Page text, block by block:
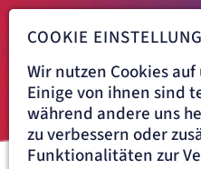
COOKIE
Wir nutzen Cookies
Einige von ihnen sind
während andere uns
zu verbessern oder
Funktionalitäten zur